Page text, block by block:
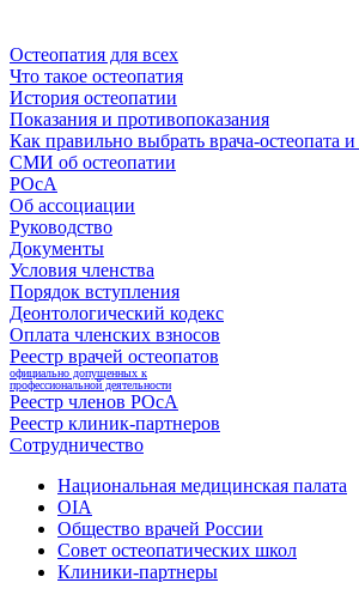
Остеопатия для всех
Что такое остеопатия
История остеопатии
Показания и противопоказания
Как правильно выбрать врача-остеопата
СМИ об остеопатии
РОсА
Об ассоциации
Руководство
Документы
Условия членства
Порядок вступления
Деонтологический кодекс
Оплата членских взносов
Реестр врачей остеопатов
официально допущенных к
профессиональной деятельности
Реестр членов РОсА
Реестр клиник-партнеров
Сотрудничество
Национальная медицинская палата
OIA
Общество врачей России
Совет остеопатических школ
Клиники-партнеры